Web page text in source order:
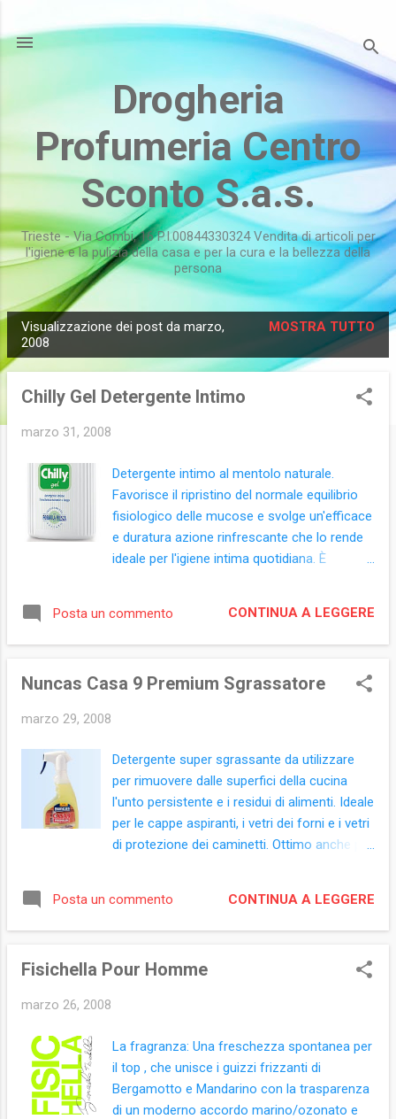
Passa ai contenuti principali
Drogheria
Profumeria Centro
Sconto S.a.s.
Trieste - Via Combi, 16 P.I.00844330324 Vendita di articoli per
l'igiene e la pulizia della casa e per la cura e la bellezza della
persona
o
Visualizzazione dei post da marzo,
2008
MOSTRA TUTTO
Chilly Gel Detergente Intimo
marzo 31, 2008
Detergente intimo al mentolo naturale.
Favorisce il ripristino del normale equilibrio
fisiologico delle mucose e svolge un'efficace
e duratura azione rinfrescante che lo rende
ideale per l'igiene intima quotidiana. È
spesso, e comunque quando è più forte il
bisogno di un effetto rinfrescante e
giusta quantità di detergente, senza sprechi,
Sulfate, Cocamidopropyl, Betaine, Sodium
Chloride, Peg-40 Castor Oil, Menthol, Lactic
Acid, Triclosan, Parfum,
Methylchloroisothiazolinone,
Methylisothiazolinone, CI 19140, CI 42051
Posta un commento CONTINUA A LEGGERE
Nuncas Casa 9 Premium Sgrassatore
marzo 29, 2008
Detergente super sgrassante da utilizzare
per rimuovere dalle superfici della cucina
l'unto persistente e i residui di alimenti. Ideale
per le cappe aspiranti, i vetri dei forni e i vetri
di protezione dei caminetti. Ottimo anche per
di risciacquo, è facile da usare ed è
profumato alla mela verde. Formato: flacone
con etichetta retro ET0047-01)Aqua,
11 Fatty Alcohol, Sodium Hydroxide, N-
Methyl-2-pyrrolidone, Parfums, PEG-8 C13
Fatty Alcohol, Colorant, Citral.
Posta un commento CONTINUA A LEGGERE
Fisichella Pour Homme
marzo 26, 2008
La fragranza: Una freschezza spontanea per
il top , che unisce i guizzi frizzanti di
Bergamotto e Mandarino con la trasparenza
di un moderno accordo marino/ozonato e